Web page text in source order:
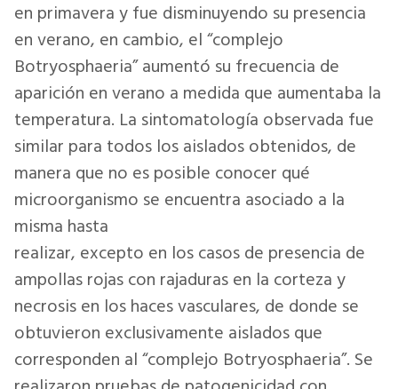
en primavera y fue disminuyendo su presencia
en verano, en cambio, el “complejo
Botryosphaeria” aumentó su frecuencia de
aparición en verano a medida que aumentaba la
temperatura. La sintomatología observada fue
similar para todos los aislados obtenidos, de
manera que no es posible conocer qué
microorganismo se encuentra asociado a la
misma hasta
realizar, excepto en los casos de presencia de
ampollas rojas con rajaduras en la corteza y
necrosis en los haces vasculares, de donde se
obtuvieron exclusivamente aislados que
corresponden al “complejo Botryosphaeria”. Se